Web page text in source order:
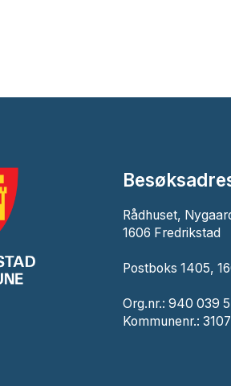
Rådhuset,
1606 Fredrikstad
Postboks 1405,
Org.nr.: 940 039
Kommunenr.: 3107